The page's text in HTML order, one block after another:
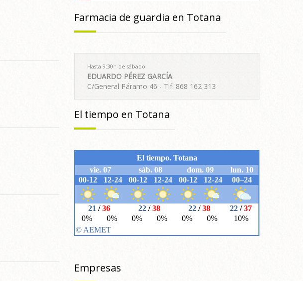
Farmacia de guardia en Totana
Hasta 9:30h de sábado
EDUARDO PÉREZ GARCÍA
C/General Páramo 46 - Tlf: 868 162 313
El tiempo en Totana
Empresas